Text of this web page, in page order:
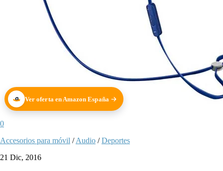
Ver oferta en Amazon España
0
Accesorios para móvil /Audio /Deportes
21 Dic, 2016